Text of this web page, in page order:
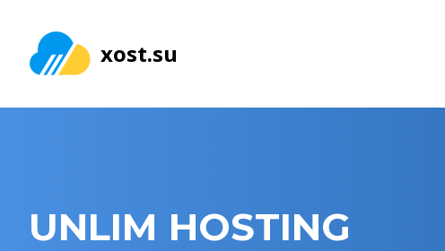
xost.su
UNLIM HOSTING